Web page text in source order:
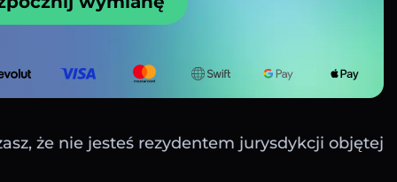
że nie jesteś rezydentem jurysdykcji objętej